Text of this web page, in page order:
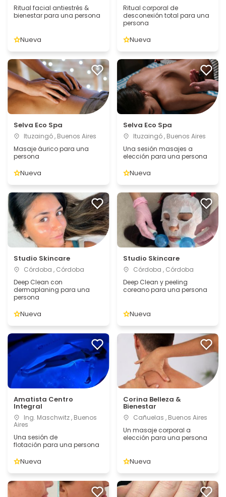
Ritual facial antiestrés &
bienestar para una persona
Nueva
Ritual corporal de
desconexión total para una
persona
Nueva
Selva Eco Spa
Ituzaingó , Buenos Aires
Masaje áurico para una
persona
Nueva
Selva Eco Spa
Ituzaingó , Buenos Aires
Una sesión masajes a
elección para una persona
Nueva
Studio Skincare
Córdoba , Córdoba
Deep Clean con
dermaplaning para una
persona
Nueva
Studio Skincare
Córdoba , Córdoba
Deep Clean y peeling
coreano para una persona
Nueva
Amatista Centro
Integral
Ing. Maschwitz , Buenos
Aires
Una sesión de
flotación para una persona
Nueva
Corina Belleza &
Bienestar
Cañuelas , Buenos Aires
Un masaje corporal a
elección para una persona
Nueva